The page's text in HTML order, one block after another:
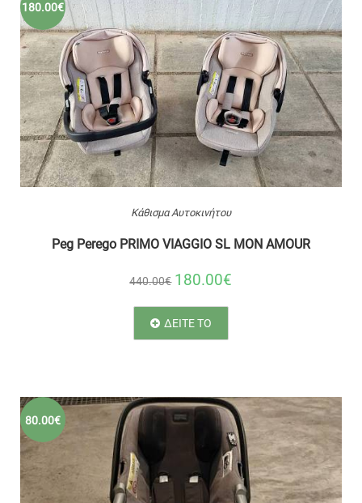
180.00€
Κάθισμα Αυτοκινήτου
Peg Perego PRIMO VIAGGIO SL MON AMOUR
440.00€ 180.00€
ΔΕΙΤΕ ΤΟ
80.00€